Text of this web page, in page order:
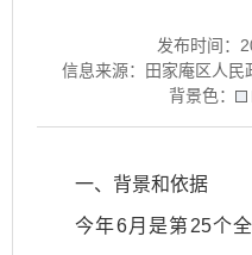
发布时间：
信息来源：田家庵区人民
背景色：
一、背景和依据
今年6月是第25个